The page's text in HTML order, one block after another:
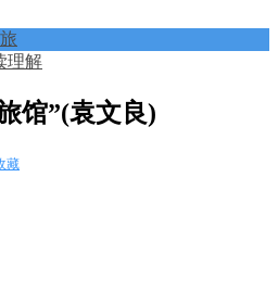
理解
馆”(袁文良)
藏